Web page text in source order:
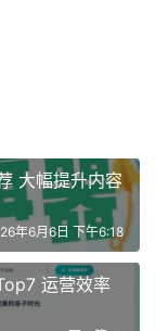
大幅提升内容
年6月6日 下午6:18
运营效率